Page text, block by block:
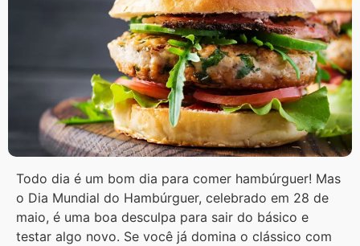
Todo dia é um bom dia para comer hambúrguer! Mas
o Dia Mundial do Hambúrguer, celebrado em 28 de
maio, é uma boa desculpa para sair do básico e
testar algo novo. Se você já domina o clássico com